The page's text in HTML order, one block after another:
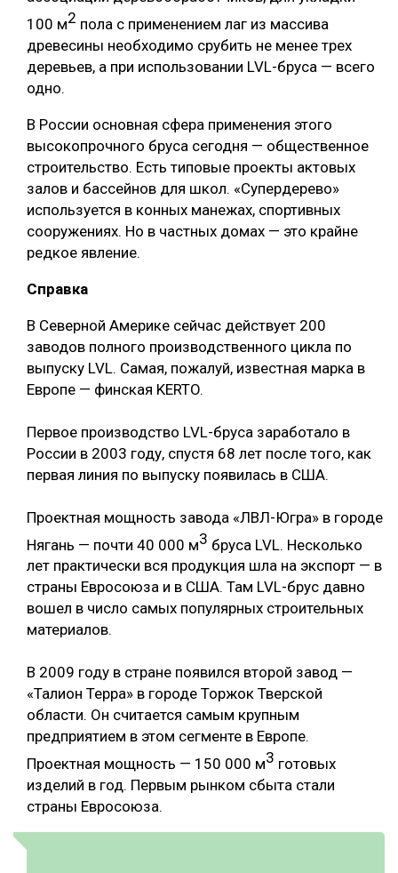
100 м2 пола с применением лаг из массива
древесины необходимо срубить не менее трех
деревьев, а при использовании LVL-бруса — всего
одно.
В России основная сфера применения этого
высокопрочного бруса сегодня — общественное
строительство. Есть типовые проекты актовых
залов и бассейнов для школ. «Супердерево»
используется в конных манежах, спортивных
сооружениях. Но в частных домах — это крайне
редкое явление.
Справка
В Северной Америке сейчас действует 200
заводов полного производственного цикла по
выпуску LVL. Самая, пожалуй, известная марка в
Европе — финская KERTO.
Первое производство LVL-бруса заработало в
России в 2003 году, спустя 68 лет после того, как
первая линия по выпуску появилась в США.
Проектная мощность завода «ЛВЛ-Югра» в городе
Нягань — почти 40 000 м3 бруса LVL. Несколько
лет практически вся продукция шла на экспорт — в
страны Евросоюза и в США. Там LVL-брус давно
вошел в число самых популярных строительных
материалов.
В 2009 году в стране появился второй завод —
«Талион Терра» в городе Торжок Тверской
области. Он считается самым крупным
предприятием в этом сегменте в Европе.
Проектная мощность — 150 000 м3 готовых
изделий в год. Первым рынком сбыта стали
страны Евросоюза.